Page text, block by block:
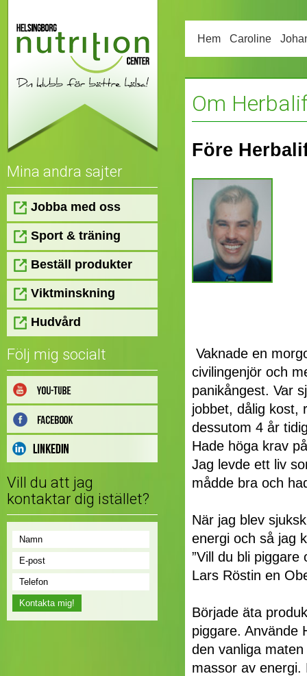
Mina andra sajter
Jobba med oss
Sport & träning
Beställ produkter
Viktminskning
Hudvård
Följ mig socialt
Vill du att jag
kontaktar dig istället?
Hem Caroline
Om
Före
Vaknade en
civilingenjör och
panikångest. Var
jobbet, dålig kost,
dessutom 4 år
Hade höga krav
Jag levde ett liv
mådde bra och
När jag blev
energi och så jag
”Vill du bli
Lars Röstin en
Började äta
piggare. Använde
den vanliga
massor av